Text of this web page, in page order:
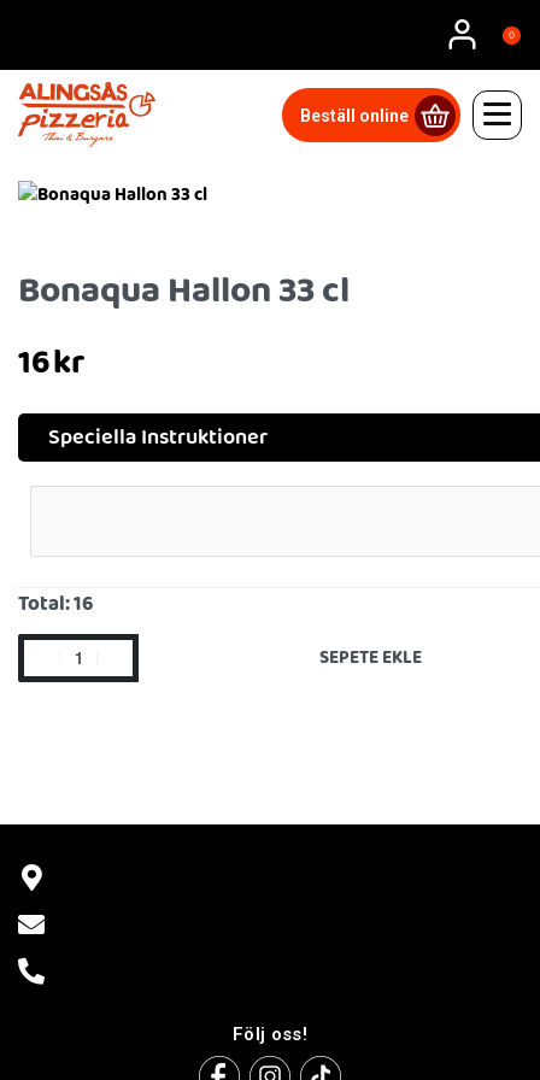
0
Beställ online
Bonaqua Hallon 33 cl
16kr
Speciella Instruktioner
Total:16
SEPETE EKLE
Följ oss!